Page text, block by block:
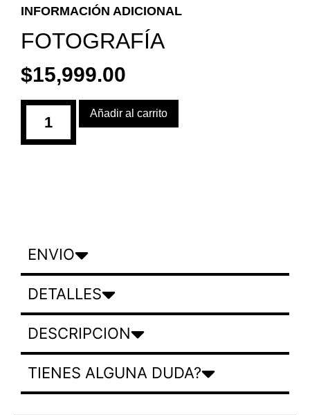
INFORMACIÓN ADICIONAL
FOTOGRAFÍA
$15,999.00
Añadir al carrito
ENVIO
DETALLES
DESCRIPCION
TIENES ALGUNA DUDA?